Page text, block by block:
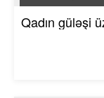
Qadın güləşi